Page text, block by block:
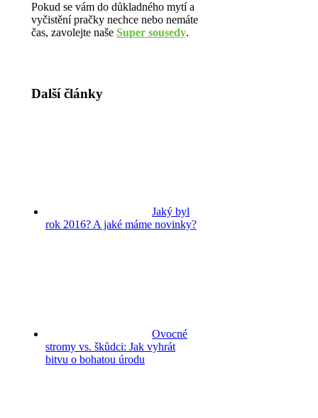
Pokud se vám do důkladného mytí a
vyčistění pračky nechce nebo nemáte
čas, zavolejte naše Super sousedy.
Další články
Jaký byl
rok 2016? A jaké máme novinky?
Ovocné
stromy vs. škůdci: Jak vyhrát
bitvu o bohatou úrodu